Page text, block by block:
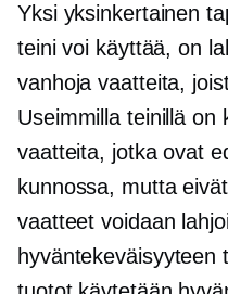
Yksi yksinkertainen
teini voi käyttää, on
vanhoja vaatteita,
Useimmilla teinillä on
vaatteita, jotka ovat
kunnossa, mutta
vaatteet voidaan
hyväntekeväisyyteen